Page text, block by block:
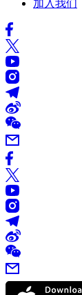
加入我们